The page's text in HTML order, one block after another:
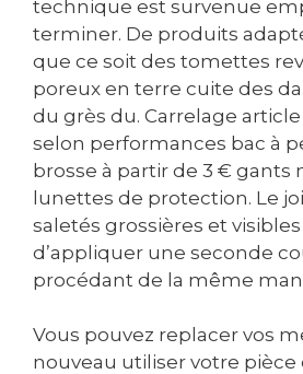
technique est survenue
terminer. De produits
que ce soit des tomettes
poreux en terre cuite des
du grès du. Carrelage
selon performances bac à
brosse à partir de 3 € gants
lunettes de protection. Le
saletés grossières et
d’appliquer une seconde
procédant de la même
Vous pouvez replacer vos
nouveau utiliser votre